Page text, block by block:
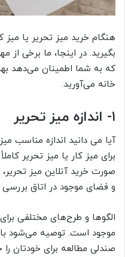
هنگام خرید میز تحریر یا میز
بگیرید. در اینجا، ما برخی از
که به شما اطمینان می‌دهد
خانه می‌آورید.
۱- اندازه میز تحریر
آیا می دانید اندازه مناسب
برای میز کار یا میز تحریر
صورت خرید آنلاین میز تحریر،
و فضای موجود در اتاق بررسی
الگوها و طرح‌های مختلفی
موجود است. توصیه می‌شود
صندلی مطالعه برای خودتان را